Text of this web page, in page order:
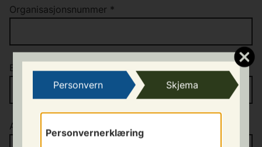
Personvern Skjema
Personvernerklæring
Organisasjonsnummer *
Barnehagens navn *
Adresse *